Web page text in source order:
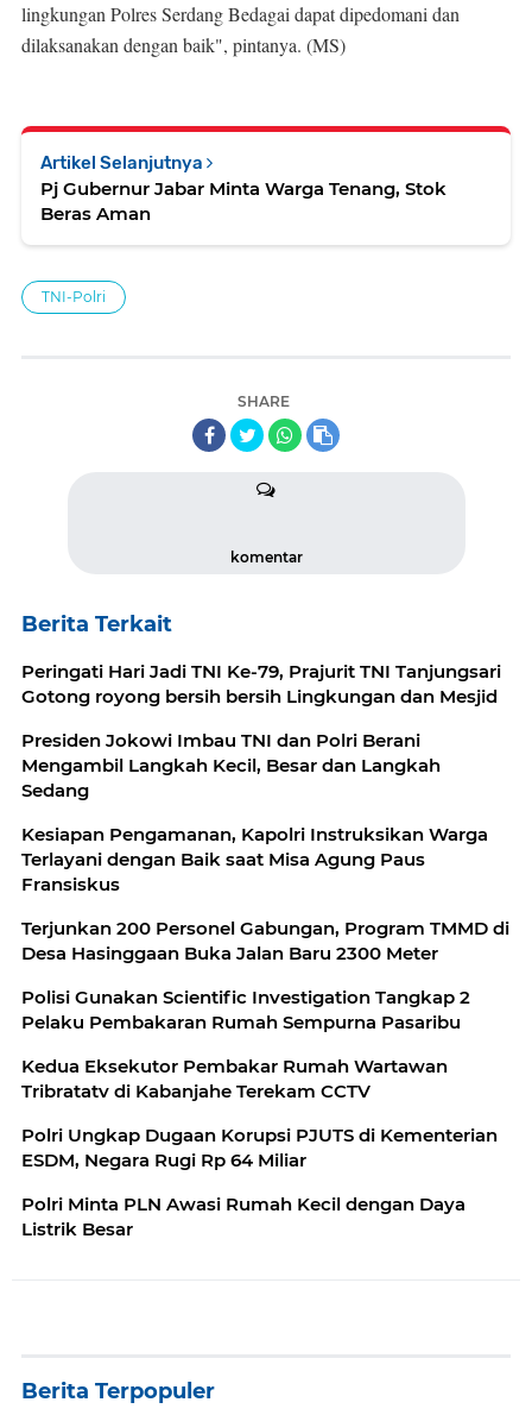
lingkungan Polres Serdang Bedagai dapat dipedomani dan
dilaksanakan dengan baik", pintanya. (MS)
Artikel Selanjutnya
Pj Gubernur Jabar Minta Warga Tenang, Stok
Beras Aman
TNI-Polri
SHARE
komentar
Berita Terkait
Peringati Hari Jadi TNI Ke-79, Prajurit TNI Tanjungsari
Gotong royong bersih bersih Lingkungan dan Mesjid
Presiden Jokowi Imbau TNI dan Polri Berani
Mengambil Langkah Kecil, Besar dan Langkah
Sedang
Kesiapan Pengamanan, Kapolri Instruksikan Warga
Terlayani dengan Baik saat Misa Agung Paus
Fransiskus
Terjunkan 200 Personel Gabungan, Program TMMD di
Desa Hasinggaan Buka Jalan Baru 2300 Meter
Polisi Gunakan Scientific Investigation Tangkap 2
Pelaku Pembakaran Rumah Sempurna Pasaribu
Kedua Eksekutor Pembakar Rumah Wartawan
Tribratatv di Kabanjahe Terekam CCTV
Polri Ungkap Dugaan Korupsi PJUTS di Kementerian
ESDM, Negara Rugi Rp 64 Miliar
Polri Minta PLN Awasi Rumah Kecil dengan Daya
Listrik Besar
Berita Terpopuler